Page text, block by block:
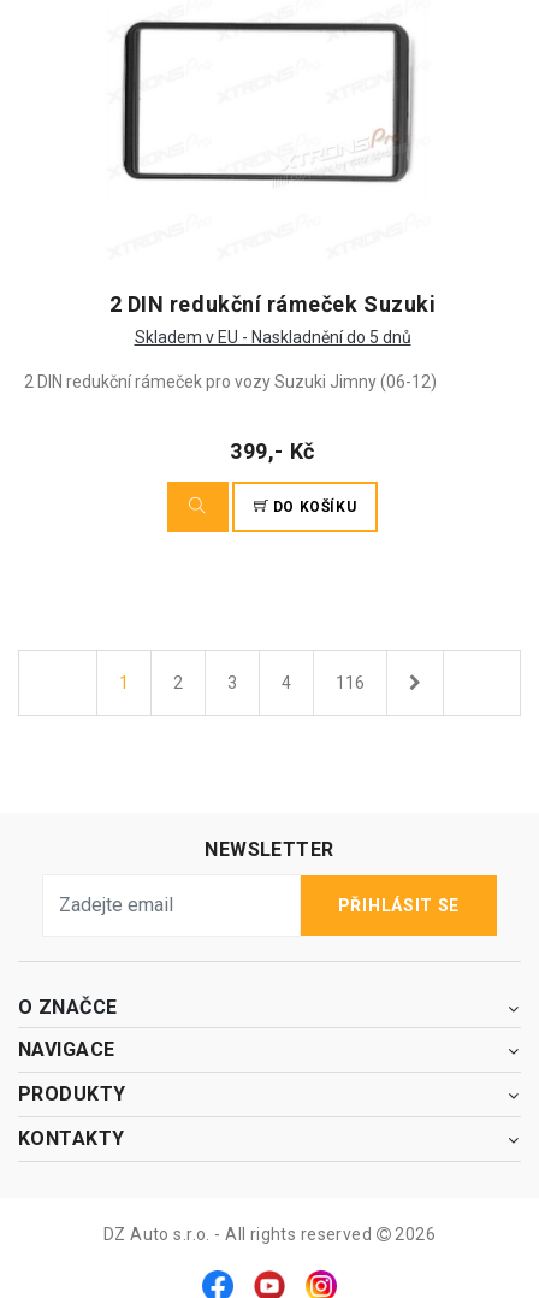
2 DIN redukční rámeček Suzuki
Skladem v EU - Naskladnění do 5 dnů
2 DIN redukční rámeček pro vozy Suzuki Jimny (06-12)
399,- Kč
DO KOŠÍKU
1 2 3 4 116 Další
NEWSLETTER
PŘIHLÁSIT SE
O ZNAČCE
NAVIGACE
PRODUKTY
KONTAKTY
DZ Auto s.r.o. - All rights reserved 2026